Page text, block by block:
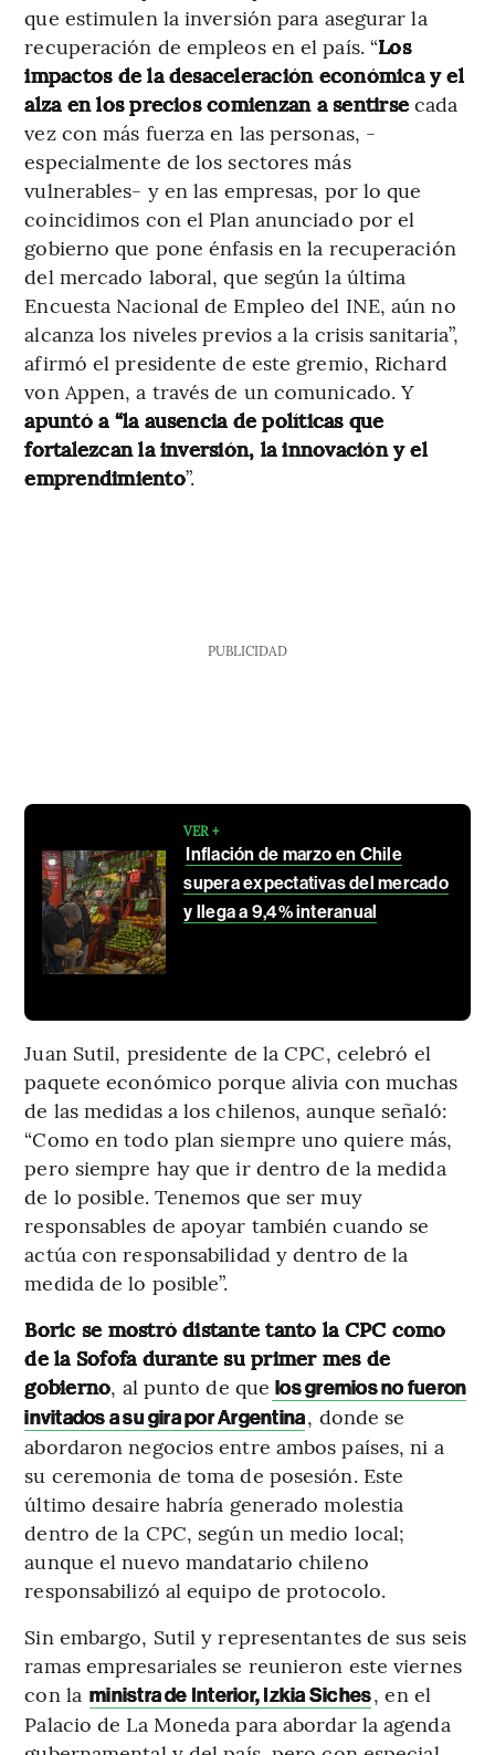
que estimulen la inversión para asegurar la
recuperación de empleos en el país. “Los
impactos de la desaceleración económica y el
alza en los precios comienzan a sentirse cada
vez con más fuerza en las personas, -
especialmente de los sectores más
vulnerables- y en las empresas, por lo que
coincidimos con el Plan anunciado por el
gobierno que pone énfasis en la recuperación
del mercado laboral, que según la última
Encuesta Nacional de Empleo del INE, aún no
alcanza los niveles previos a la crisis sanitaria”,
afirmó el presidente de este gremio, Richard
von Appen, a través de un comunicado. Y
apuntó a “la ausencia de políticas que
fortalezcan la inversión, la innovación y el
emprendimiento”.
PUBLICIDAD
VER +
Inflación de marzo en Chile
supera expectativas del mercado
y llega a 9,4% interanual
Juan Sutil, presidente de la CPC, celebró el
paquete económico porque alivia con muchas
de las medidas a los chilenos, aunque señaló:
“Como en todo plan siempre uno quiere más,
pero siempre hay que ir dentro de la medida
de lo posible. Tenemos que ser muy
responsables de apoyar también cuando se
actúa con responsabilidad y dentro de la
medida de lo posible”.
Boric se mostró distante tanto la CPC como
de la Sofofa durante su primer mes de
gobierno, al punto de que los gremios no fueron
invitados a su gira por Argentina, donde se
abordaron negocios entre ambos países, ni a
su ceremonia de toma de posesión. Este
último desaire habría generado molestia
dentro de la CPC, según un medio local;
aunque el nuevo mandatario chileno
responsabilizó al equipo de protocolo.
Sin embargo, Sutil y representantes de sus seis
ramas empresariales se reunieron este viernes
con la ministra de Interior, Izkia Siches, en el
Palacio de La Moneda para abordar la agenda